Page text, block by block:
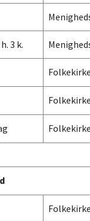
3 k.